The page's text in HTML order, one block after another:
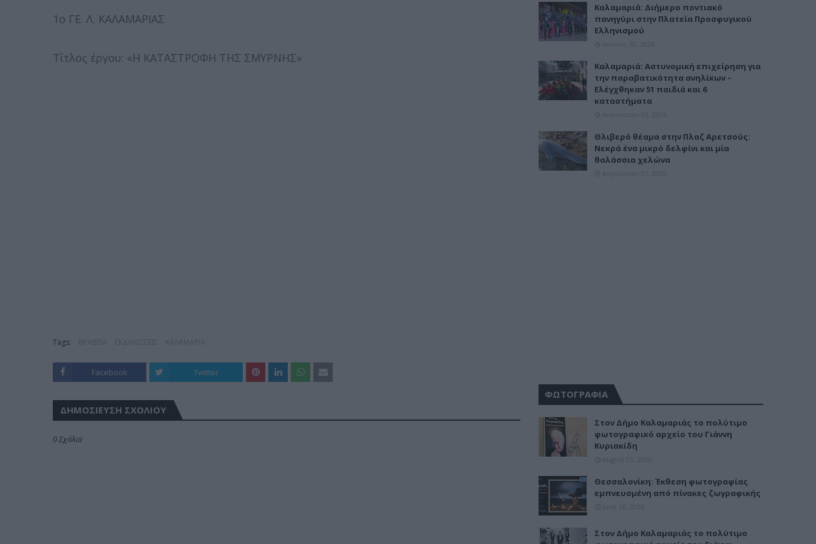
1ο ΓΕ. Λ. ΚΑΛΑΜΑΡΙΑΣ
Τίτλος έργου: «Η ΚΑΤΑΣΤΡΟΦΗ ΤΗΣ ΣΜΥΡΝΗΣ»
Tags:
Facebook Twitter
ΔΗΜΟΣΊΕΥΣΗ ΣΧΟΛΊΟΥ
0 Σχόλια
Καλαμαριά: Διήμερο ποντιακό
πανηγύρι στην Πλατεία Προσφυγικού
Ελληνισμού
Καλαμαριά: Αστυνομική επιχείρηση για
την παραβατικότητα ανηλίκων –
Ελέγχθηκαν 51 παιδιά και 6
καταστήματα
Θλιβερό θέαμα στην Πλαζ Αρετσούς:
Νεκρά ένα μικρό δελφίνι και μία
θαλάσσια χελώνα
ΦΩΤΟΓΡΑΦΙΑ
Στον Δήμο Καλαμαριάς το πολύτιμο
φωτογραφικό αρχείο του Γιάννη
Κυριακίδη
Θεσσαλονίκη: Έκθεση φωτογραφίας
εμπνευσμένη από πίνακες ζωγραφικής
Στον Δήμο Καλαμαριάς το πολύτιμο